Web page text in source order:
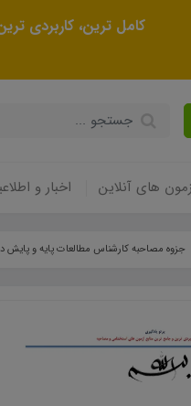
کامل ترین، کاربردی
های آنلاین اخبار و
جزوه مصاحبه کارشناس مطالعات پایه و